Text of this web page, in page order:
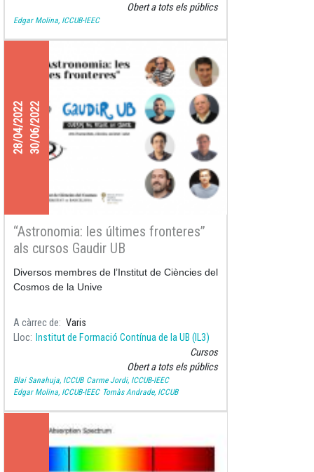
Obert a tots els públics
Edgar Molina, ICCUB-IEEC
28/04/202230/06/2022
“Astronomia: les últimes fronteres”
als cursos Gaudir UB
Diversos membres de l’Institut de Ciències del
Cosmos de la Unive
A càrrec de
Varis
Lloc
Institut de Formació Contínua de la UB (IL3)
Cursos
Obert a tots els públics
Blai Sanahuja, ICCUB Carme Jordi, ICCUB-IEEC
Edgar Molina, ICCUB-IEEC Tomàs Andrade, ICCUB